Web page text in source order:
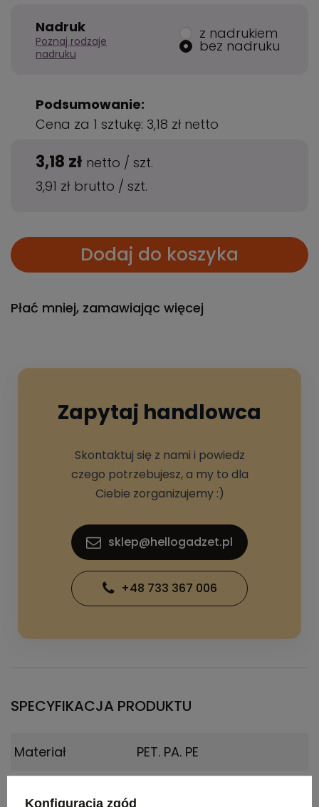
Nadruk
Poznaj rodzaje
nadruku
z nadrukiem
bez nadruku
Podsumowanie:
Cena za 1 sztukę: 3,18 zł netto
3,18 zł netto / szt.
3,91 zł brutto / szt.
Dodaj do koszyka
Płać mniej, zamawiając więcej
Zapytaj handlowca
Skontaktuj się z nami i powiedz
czego potrzebujesz, a my to dla
Ciebie zorganizujemy :)
sklep@hellogadzet.pl
+48 733 367 006
SPECYFIKACJA PRODUKTU
Materiał PET. PA. PE
Konfiguracja zgód